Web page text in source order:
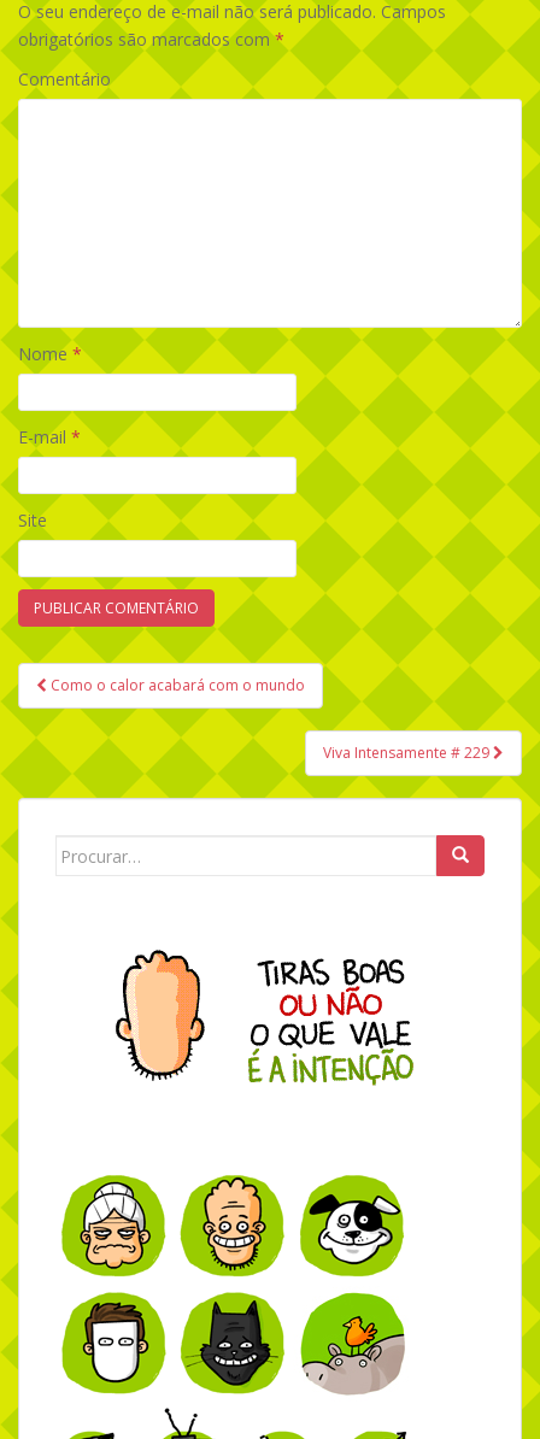
O seu endereço de e-mail não será publicado. Campos
obrigatórios são marcados com*
Comentário
Nome *
E-mail *
Site
Navegação de Post
Como o calor acabará com o mundo
Viva Intensamente # 229
Search for: